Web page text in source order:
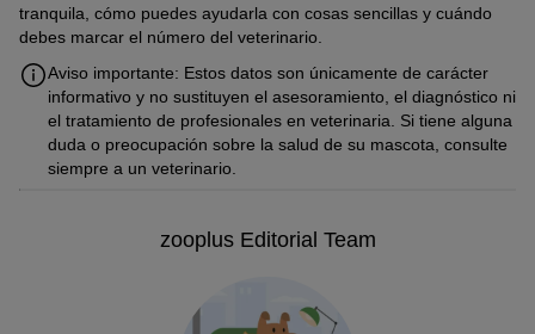
tranquila, cómo puedes ayudarla con cosas sencillas y cuándo
debes marcar el número del veterinario.
Aviso importante: Estos datos son únicamente de carácter
informativo y no sustituyen el asesoramiento, el diagnóstico ni
el tratamiento de profesionales en veterinaria. Si tiene alguna
duda o preocupación sobre la salud de su mascota, consulte
siempre a un veterinario.
zooplus Editorial Team